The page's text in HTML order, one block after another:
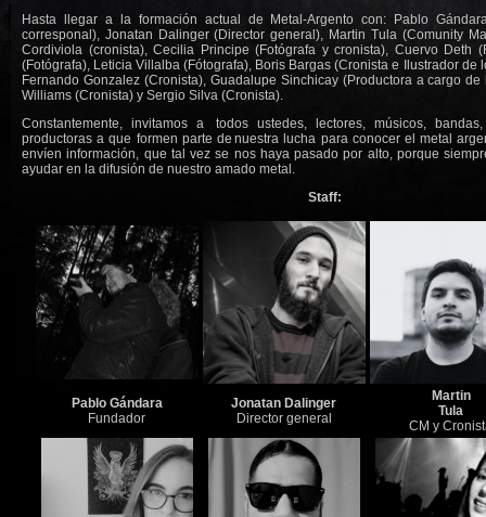
Hasta llegar a la formación actual de Metal-Argento con: Pablo
corresponal), Jonatan Dalinger (Director general), Martin Tula (Comunity
Cordiviola (cronista), Cecilia Principe (Fotógrafa y cronista), Cuervo Deth
(Fotógrafa), Leticia Villalba (Fótografa), Boris Bargas (Cronista e Ilustrador de
Fernando Gonzalez (Cronista), Guadalupe Sinchicay (Productora a cargo de
Williams (Cronista) y Sergio Silva (Cronista).
Constantemente, invitamos a todos ustedes, lectores, músicos,
productoras a que formen parte de nuestra lucha para conocer el metal
envíen información, que tal vez se nos haya pasado por alto, porque
ayudar en la difusión de nuestro amado metal.
Staff:
Pablo Gándara
Fundador
Jonatan Dalinger
Director general
Martin
Tula
CM y